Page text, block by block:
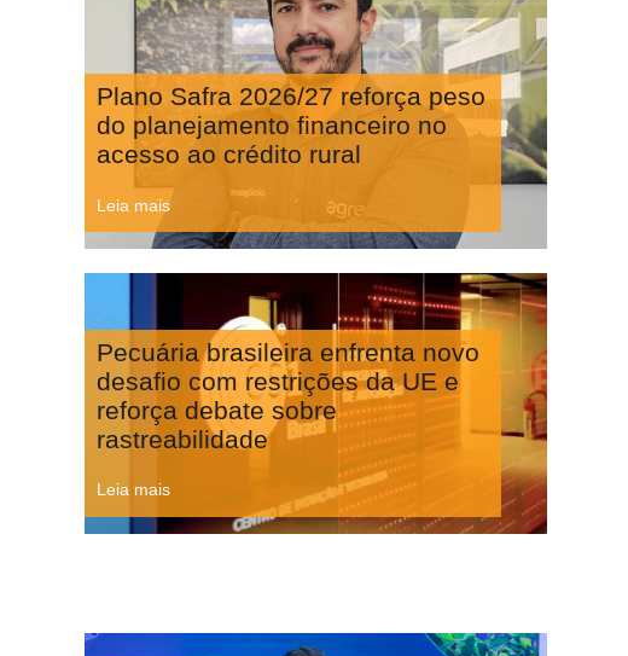
Plano Safra 2026/27 reforça peso
do planejamento financeiro no
acesso ao crédito rural
Leia mais
Pecuária brasileira enfrenta novo
desafio com restrições da UE e
reforça debate sobre
rastreabilidade
Leia mais